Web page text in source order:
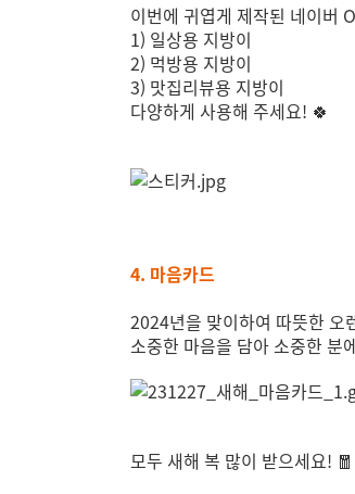
이번에 귀엽게 제작된 네이버
1) 일상용 지방이
2) 먹방용 지방이
3) 맛집리뷰용 지방이
다양하게 사용해 주세요! 🍀
4. 마음카드
2024년을 맞이하여 따뜻한 오
소중한 마음을 담아 소중한 분
모두 새해 복 많이 받으세요! 🧧